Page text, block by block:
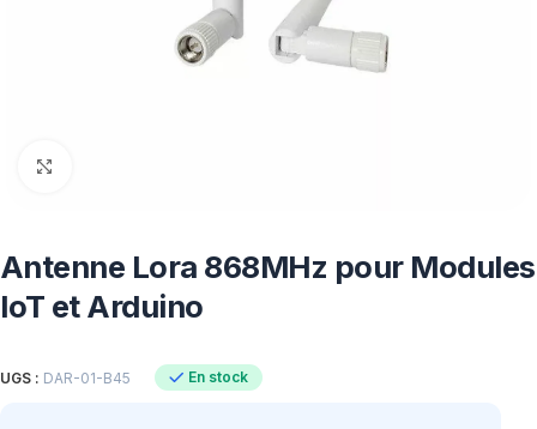
Antenne Lora 868MHz pour Modules
IoT et Arduino
UGS : DAR-01-B45 En stock